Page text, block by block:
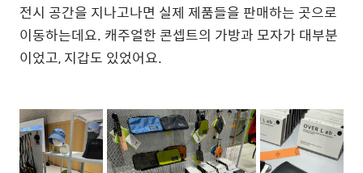
전시 공간을 지나고나면 실제 제품들을 판매하는 곳으로
이동하는데요. 캐주얼한 콘셉트의 가방과 모자가 대부분
이었고, 지갑도 있었어요.